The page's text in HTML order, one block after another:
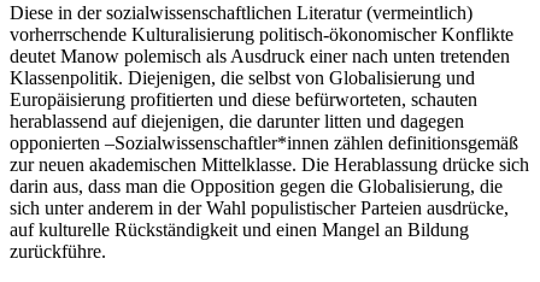
Diese in der sozialwissenschaftlichen Literatur (vermeintlich)
vorherrschende Kulturalisierung politisch-ökonomischer Konflikte
deutet Manow polemisch als Ausdruck einer nach unten tretenden
Klassenpolitik. Diejenigen, die selbst von Globalisierung und
Europäisierung profitierten und diese befürworteten, schauten
herablassend auf diejenigen, die darunter litten und dagegen
opponierten –Sozialwissenschaftler*innen zählen definitionsgemäß
zur neuen akademischen Mittelklasse. Die Herablassung drücke sich
darin aus, dass man die Opposition gegen die Globalisierung, die
sich unter anderem in der Wahl populistischer Parteien ausdrücke,
auf kulturelle Rückständigkeit und einen Mangel an Bildung
zurückführe.